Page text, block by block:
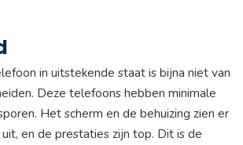
in uitstekende staat is bijna niet van
Deze telefoons hebben minimale
Het scherm en de behuizing zien er
en de prestaties zijn top. Dit is de